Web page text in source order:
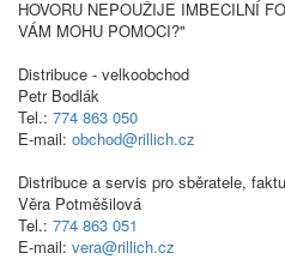
HOVORU NEPOUŽIJE IMBECILNÍ
VÁM MOHU POMOCI?"
Distribuce - velkoobchod
Petr Bodlák
Tel.: 774 863 050
E-mail: obchod@rillich.cz
Distribuce a servis pro sběratele,
Věra Potměšilová
Tel.: 774 863 051
E-mail: vera@rillich.cz